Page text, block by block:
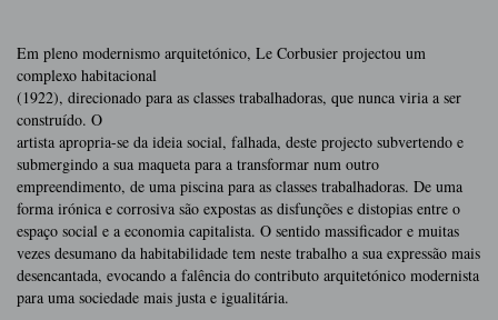
Em pleno modernismo arquitetónico, Le Corbusier projectou um
complexo habitacional
(1922), direcionado para as classes trabalhadoras, que nunca viria a ser
construído. O
artista apropria-se da ideia social, falhada, deste projecto subvertendo e
submergindo a sua maqueta para a transformar num outro
empreendimento, de uma piscina para as classes trabalhadoras. De uma
forma irónica e corrosiva são expostas as disfunções e distopias entre o
espaço social e a economia capitalista. O sentido massificador e muitas
vezes desumano da habitabilidade tem neste trabalho a sua expressão mais
desencantada, evocando a falência do contributo arquitetónico modernista
para uma sociedade mais justa e igualitária.